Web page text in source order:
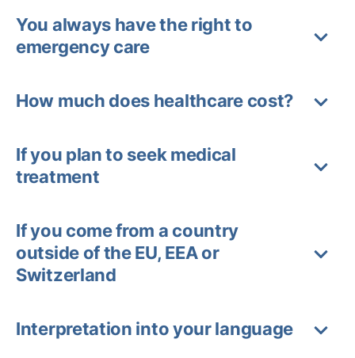
You always have the right to
emergency care
How much does healthcare cost?
If you plan to seek medical
treatment
If you come from a country
outside of the EU, EEA or
Switzerland
Interpretation into your language